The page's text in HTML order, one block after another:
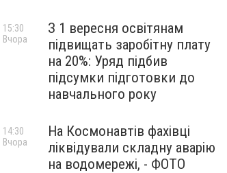
З 1 вересня освітянам
підвищать заробітну плату
на 20%: Уряд підбив
підсумки підготовки до
навчального року
15:30
Вчора
На Космонавтів фахівці
ліквідували складну аварію
на водомережі, - ФОТО
14:30
Вчора